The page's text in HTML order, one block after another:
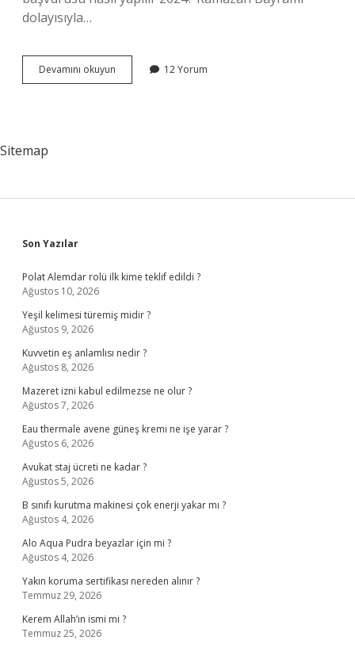
dolayısıyla…
Devamını okuyun
Kapı
12 Yorum
Sitemap
Sidebar
Son Yazılar
Polat Alemdar rolü ilk kime teklif edildi ?
Ağustos 10, 2026
Yeşil kelimesi türemiş midir ?
Ağustos 9, 2026
Kuvvetin eş anlamlısı nedir ?
Ağustos 8, 2026
Mazeret izni kabul edilmezse ne olur ?
Ağustos 7, 2026
Eau thermale avene güneş kremi ne işe yarar ?
Ağustos 6, 2026
Avukat staj ücreti ne kadar ?
Ağustos 5, 2026
B sınıfı kurutma makinesi çok enerji yakar mı ?
Ağustos 4, 2026
Alo Aqua Pudra beyazlar için mi ?
Ağustos 4, 2026
Yakın koruma sertifikası nereden alınır ?
Temmuz 29, 2026
Kerem Allah’ın ismi mi ?
Temmuz 25, 2026